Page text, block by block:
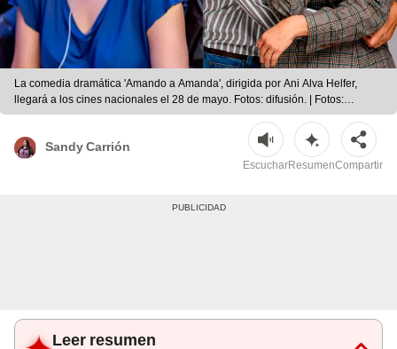
La comedia dramática 'Amando a Amanda', dirigida por Ani Alva Helfer,
llegará a los cines nacionales el 28 de mayo. Fotos: difusión. | Fotos:
difusión.
Sandy Carrión
EscucharResumenCompartir
Leer resumen